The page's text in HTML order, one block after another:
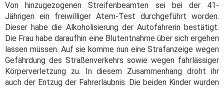
Von hinzugezogenen Streifenbeamten sei bei der 41-
Jährigen ein freiwilliger Atem-Test durchgeführt worden.
Dieser habe die Alkoholisierung der Autofahrerin bestätigt.
Die Frau habe daraufhin eine Blutentnahme über sich ergehen
lassen müssen. Auf sie komme nun eine Strafanzeige wegen
Gefährdung des Straßenverkehrs sowie wegen fahrlässiger
Körperverletzung zu. In diesem Zusammenhang droht ihr
auch der Entzug der Fahrerlaubnis. Die beiden Kinder wurden